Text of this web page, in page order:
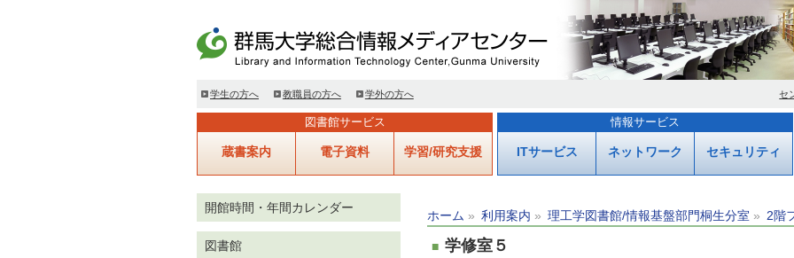
セ
学生の方へ 教職員の方へ 学外の方へ
図書館サービス
蔵書案内 電子資料 学習/研究支援
情報サービス
ITサービス ネットワーク セキュリティ
ホーム 利用案内 理工学図書館/情報基盤部門桐生分室 2階
学修室５
開館時間・年間カレンダー
図書館